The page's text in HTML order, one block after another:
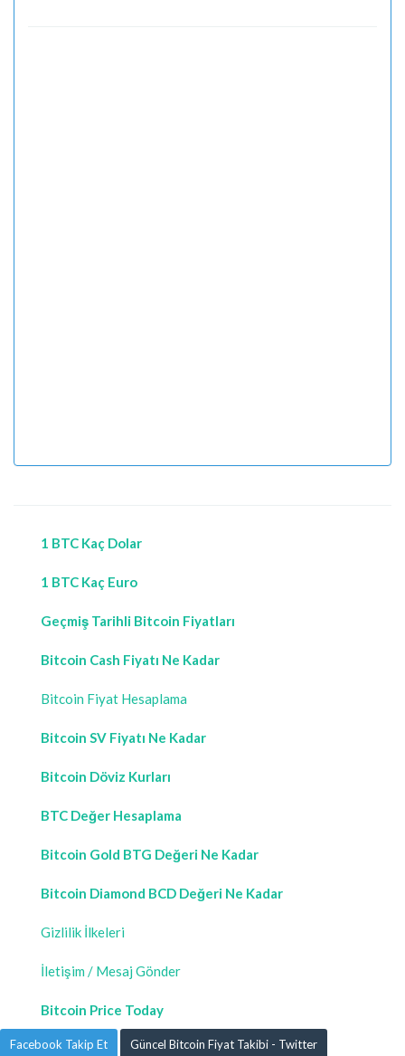
1 BTC Kaç Dolar
1 BTC Kaç Euro
Geçmiş Tarihli Bitcoin Fiyatları
Bitcoin Cash Fiyatı Ne Kadar
Bitcoin Fiyat Hesaplama
Bitcoin SV Fiyatı Ne Kadar
Bitcoin Döviz Kurları
BTC Değer Hesaplama
Bitcoin Gold BTG Değeri Ne Kadar
Bitcoin Diamond BCD Değeri Ne Kadar
Gizlilik İlkeleri
İletişim / Mesaj Gönder
Bitcoin Price Today
Facebook Takip Et Güncel Bitcoin Fiyat Takibi - Twitter